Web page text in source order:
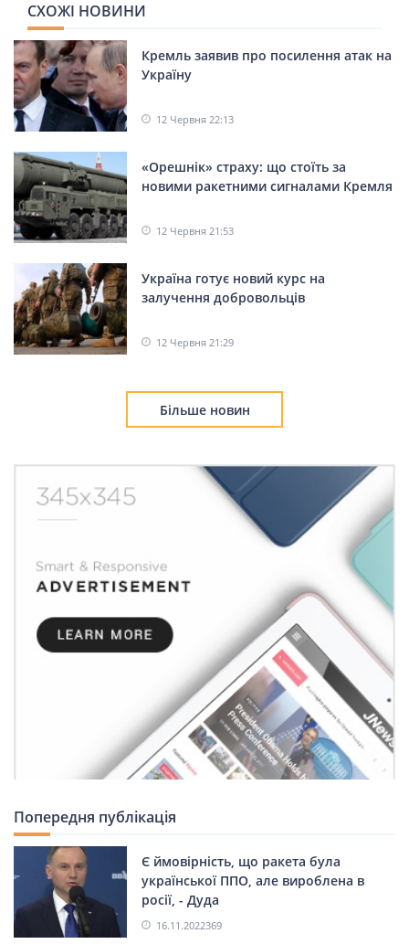
СХОЖІ НОВИНИ
Кремль заявив про посилення атак на
Україну
12 Червня 22:13
«Орешнік» страху: що стоїть за
новими ракетними сигналами Кремля
12 Червня 21:53
Україна готує новий курс на
залучення добровольців
12 Червня 21:29
Більше новин
Попередня публікація
Є ймовірність, що ракета була
української ППО, але вироблена в
росії, - Дуда
16.11.2022369